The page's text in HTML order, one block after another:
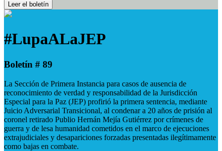
Leer el boletín
#LupaALaJEP
Boletín # 89
La Sección de Primera Instancia para casos de ausencia de
reconocimiento de verdad y responsabilidad de la Jurisdicción
Especial para la Paz (JEP) profirió la primera sentencia, mediante
Juicio Adversarial Transicional, al condenar a 20 años de prisión al
coronel retirado Publio Hernán Mejía Gutiérrez por crímenes de
guerra y de lesa humanidad cometidos en el marco de ejecuciones
extrajudiciales y desapariciones forzadas presentadas ilegítimamente
como bajas en combate.